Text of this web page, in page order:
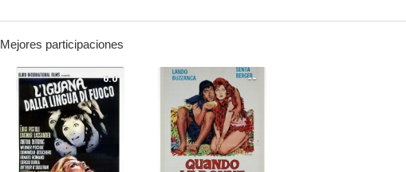
Mejores participaciones
6.0 --